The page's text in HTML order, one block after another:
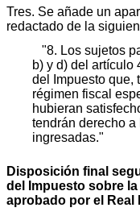
Tres. Se añade un
redactado de la
"8. Los sujetos
b) y d) del artículo
del Impuesto que,
régimen fiscal
hubieran
tendrán derecho
ingresadas."
Disposición final
del Impuesto sobre
aprobado por el Real